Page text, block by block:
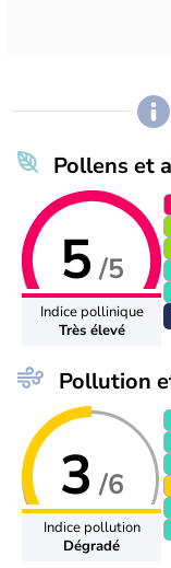
Pollens et
5 /5
Indice pollinique
Très élevé
Pollution
3 /6
Indice pollution
Dégradé